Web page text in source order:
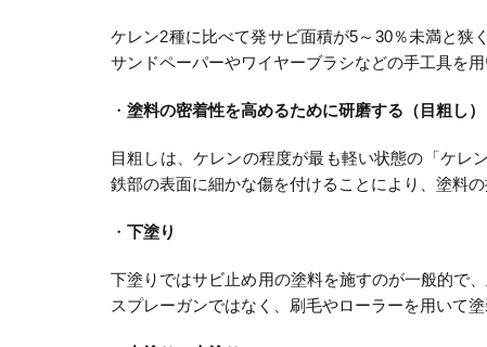
ケレン2種に比べて発サビ面積が5～30％未満と狭
サンドペーパーやワイヤーブラシなどの手工具を
・ 塗料の密着性を高めるために研磨する（目粗し）
目粗しは、ケレンの程度が最も軽い状態の「ケレ
鉄部の表面に細かな傷を付けることにより、塗料の
・ 下塗り
下塗りではサビ止め用の塗料を施すのが一般的で
スプレーガンではなく、刷毛やローラーを用いて塗